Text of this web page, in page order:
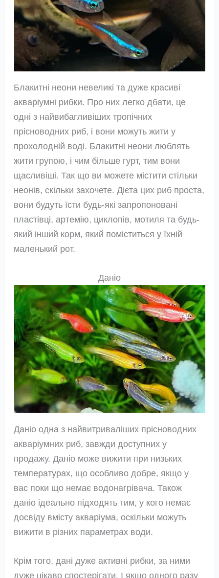
Блакитні неони невеликі та дуже красиві
акваріумні рибки. Про них легко дбати, це
одні з найвибагливіших тропічних
прісноводних риб, і вони можуть жити у
прохолодній воді. Блакитні неони люблять
жити групою, і чим більше гурт, тим вони
щасливіші. Так що ви можете містити стільки
неонів, скільки захочете. Дієта цих риб проста,
вони будуть їсти будь-які запропоновані
пластівці, артемію, циклопів, мотиля та будь-
який інший корм, який поміститься у їхній
маленький рот.
Даніо
Даніо одна з найвитриваліших прісноводних
акваріумних риб, завжди доступних у
продажу. Даніо може вижити при низьких
температурах, що особливо добре, якщо у
вас поки що немає водонагрівача. Також
даніо ідеально підходять тим, у кого немає
досвіду вмісту акваріума, оскільки можуть
вижити в різних параметрах води.
Крім того, дані дуже активні рибки, за ними
дуже цікаво спостерігати. І якщо одного разу